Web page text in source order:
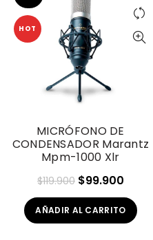
HOT
MICRÓFONO DE
CONDENSADOR Marantz
Mpm-1000 Xlr
$119.900 El
precio
original
$99.900
precio
actual
AÑADIR AL CARRITO